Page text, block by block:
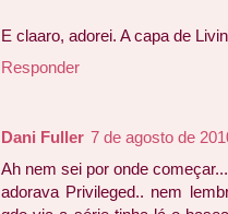
E claaro, adorei. A capa de
Responder
Dani Fuller 7 de agosto de
Ah nem sei por onde começar...
adorava Privileged.. nem